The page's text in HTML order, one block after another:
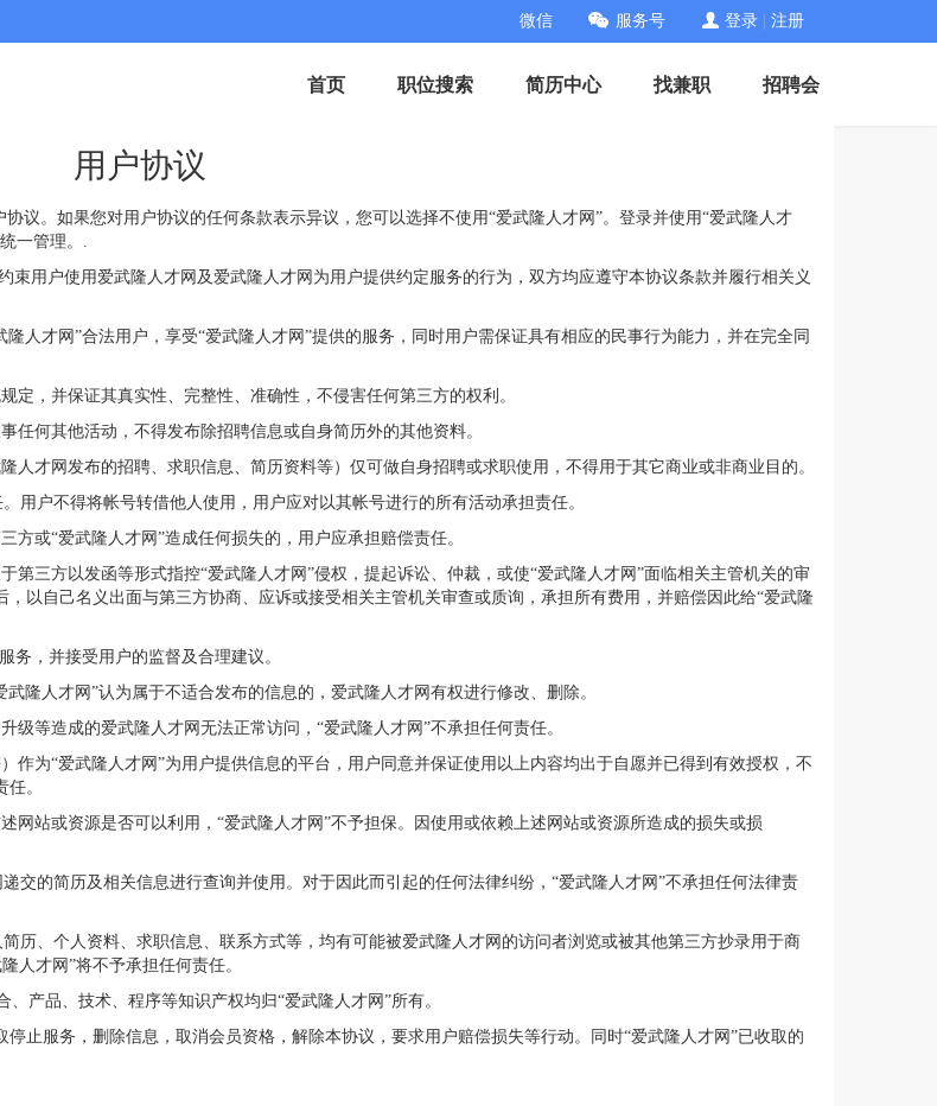
微信 服务号 登录 注册
首页 职位搜索 简历中心 找兼职 招聘会
用户协议
议。如果您对用户协议的任何条款表示异议，您可以选择不使用“爱武隆人才网”。登录并使用“爱武隆人才
一管理。.
用户使用爱武隆人才网及爱武隆人才网为用户提供约定服务的行为，双方均应遵守本协议条款并履行相关义
人才网”合法用户，享受“爱武隆人才网”提供的服务，同时用户需保证具有相应的民事行为能力，并在完全同
定，并保证其真实性、完整性、准确性，不侵害任何第三方的权利。
任何其他活动，不得发布除招聘信息或自身简历外的其他资料。
人才网发布的招聘、求职信息、简历资料等）仅可做自身招聘或求职使用，不得用于其它商业或非商业目的。
用户不得将帐号转借他人使用，用户应对以其帐号进行的所有活动承担责任。
或“爱武隆人才网”造成任何损失的，用户应承担赔偿责任。
第三方以发函等形式指控“爱武隆人才网”侵权，提起诉讼、仲裁，或使“爱武隆人才网”面临相关主管机关的审
以自己名义出面与第三方协商、应诉或接受相关主管机关审查或质询，承担所有费用，并赔偿因此给“爱武隆
务，并接受用户的监督及合理建议。
隆人才网”认为属于不适合发布的信息的，爱武隆人才网有权进行修改、删除。
等造成的爱武隆人才网无法正常访问，“爱武隆人才网”不承担任何责任。
作为“爱武隆人才网”为用户提供信息的平台，用户同意并保证使用以上内容均出于自愿并已得到有效授权，不
。
网站或资源是否可以利用，“爱武隆人才网”不予担保。因使用或依赖上述网站或资源所造成的损失或损
交的简历及相关信息进行查询并使用。对于因此而引起的任何法律纠纷，“爱武隆人才网”不承担任何法律责
历、个人资料、求职信息、联系方式等，均有可能被爱武隆人才网的访问者浏览或被其他第三方抄录用于商
人才网”将不予承担任何责任。
产品、技术、程序等知识产权均归“爱武隆人才网”所有。
止服务，删除信息，取消会员资格，解除本协议，要求用户赔偿损失等行动。同时“爱武隆人才网”已收取的